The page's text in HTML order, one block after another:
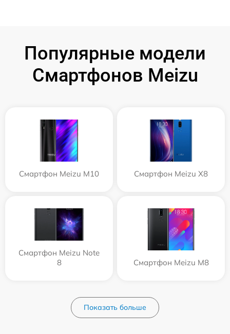
Популярные модели
Смартфонов Meizu
Смартфон Meizu M10 Смартфон Meizu X8
Смартфон Meizu Note
8
Смартфон Meizu M8
Показать больше